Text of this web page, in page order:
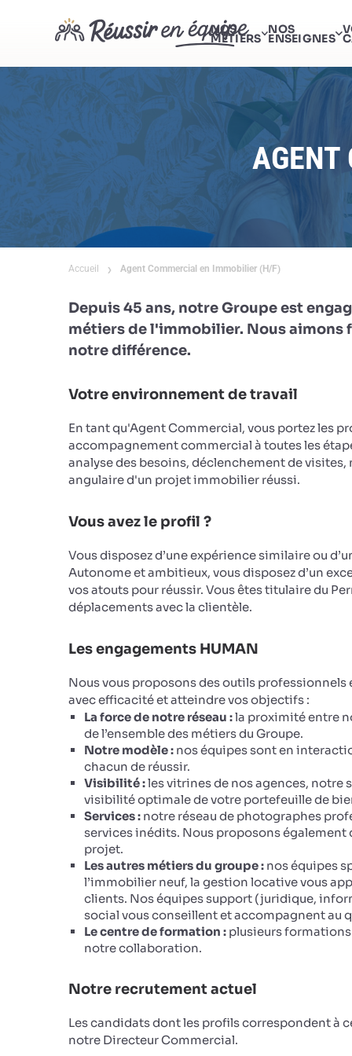
NOS
MÉTIERS
NOS
ENSEIGNES
Accueil Agent Commercial en Immobilier (H/F)
Depuis 45 ans, notre Groupe est
métiers de l'immobilier. Nous aimons
notre différence.
Votre environnement de travail
En tant qu'Agent Commercial, vous portez les
accompagnement commercial à toutes les
analyse des besoins, déclenchement de
angulaire d'un projet immobilier réussi.
Vous avez le profil ?
Vous disposez d’une expérience similaire ou
Autonome et ambitieux, vous disposez d’un
vos atouts pour réussir. Vous êtes titulaire du
déplacements avec la clientèle.
Les engagements HUMAN
Nous vous proposons des outils
avec efficacité et atteindre vos objectifs :
La force de notre réseau :la proximité entre
de l’ensemble des métiers du Groupe.
Notre modèle : nos équipes sont en
chacun de réussir.
Visibilité :les vitrines de nos agences,
visibilité optimale de votre portefeuille de
Services : notre réseau de photographes
services inédits. Nous proposons également
projet.
Les autres métiers du groupe : nos équipes
l’immobilier neuf, la gestion locative vous
clients. Nos équipes support (juridique,
social vous conseillent et accompagnent au
Le centre de formation : plusieurs
notre collaboration.
Notre recrutement actuel
Les candidats dont les profils correspondent à
notre Directeur Commercial.